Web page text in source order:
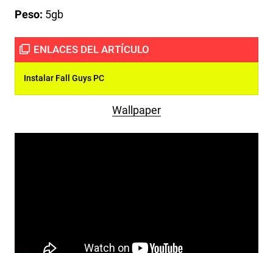
Peso: 5gb
Instalar Fall Guys PC
Wallpaper